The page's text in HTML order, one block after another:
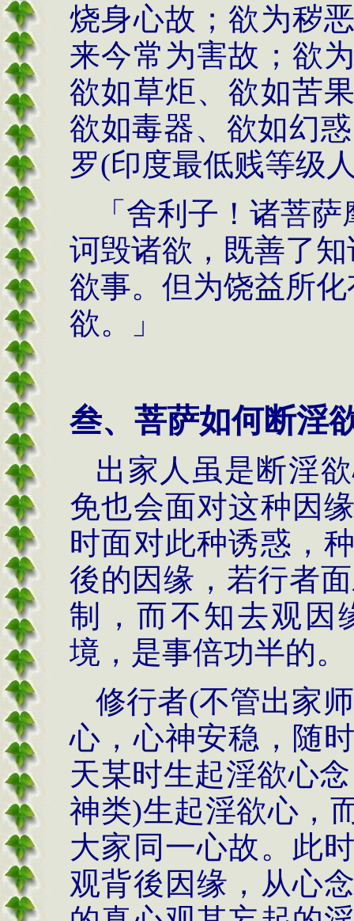
烧身心故；欲为秽
来今常为害故；欲
欲如草炬、欲如苦
欲如毒器、欲如幻
罗(印度最低贱等级
「舍利子！诸菩
诃毁诸欲，既善了
欲事。但为饶益所
欲。」
叁、菩萨如何断淫
出家人虽是断淫
免也会面对这种因
时面对此种诱惑，
後的因缘，若行者
制，而不知去观因
境，是事倍功半的。
修行者(不管出家
心，心神安稳，随
天某时生起淫欲心
神类)生起淫欲心，
大家同一心故。此
观背後因缘，从心